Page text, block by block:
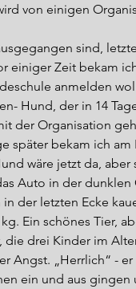
von einigen
sind,
einiger Zeit bekam
anmelden
Hund, der in 14
der Organisation
später bekam ich
wäre jetzt da,
Auto in der
der letzten Ecke
Ein schönes Tier,
drei Kinder im
Angst. „Herrlich“ -
ein und aus